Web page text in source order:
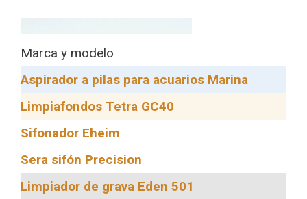
Marca y modelo
Aspirador a pilas para acuarios Marina
Limpiafondos Tetra GC40
Sifonador Eheim
Sera sifón Precision
Limpiador de grava Eden 501